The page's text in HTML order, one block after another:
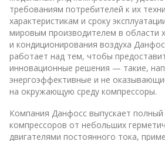
требованиям потребителей к их
характеристикам и сроку
мировым производителем в области
и кондиционирования воздуха
работает над тем, чтобы
инновационные решения — такие,
энергоэффективные и не
на окружающую среду компрессоры.
Компания Данфосс выпускает
компрессоров от небольших
двигателями постоянного тока,